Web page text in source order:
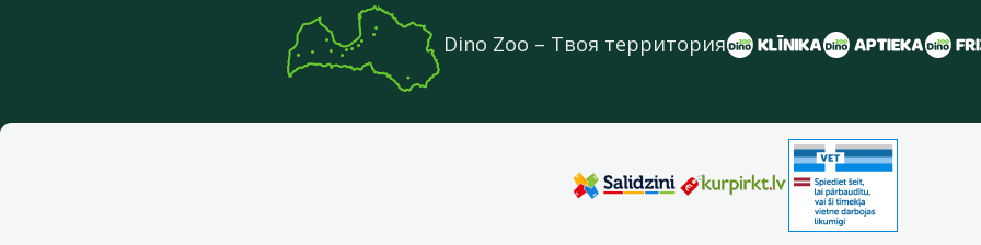
Dino Zoo – Твоя территория